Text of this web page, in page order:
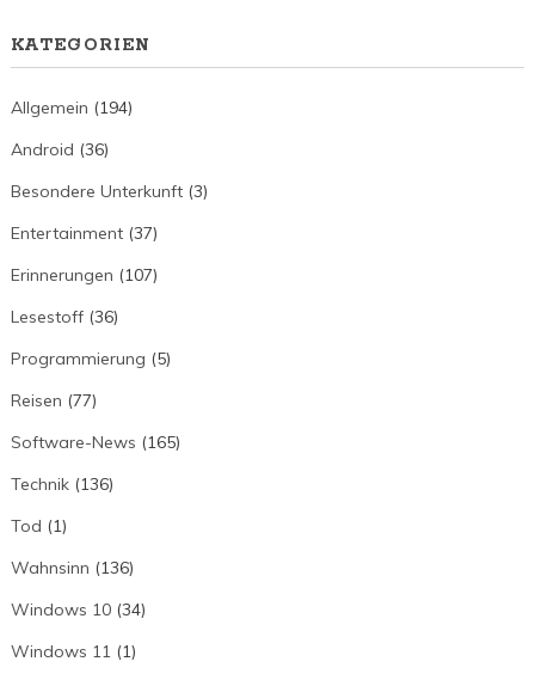
KATEGORIEN
Allgemein (194)
Android (36)
Besondere Unterkunft(3)
Entertainment(37)
Erinnerungen (107)
Lesestoff(36)
Programmierung (5)
Reisen (77)
Software-News (165)
Technik(136)
Tod (1)
Wahnsinn (136)
Windows 10(34)
Windows 11(1)